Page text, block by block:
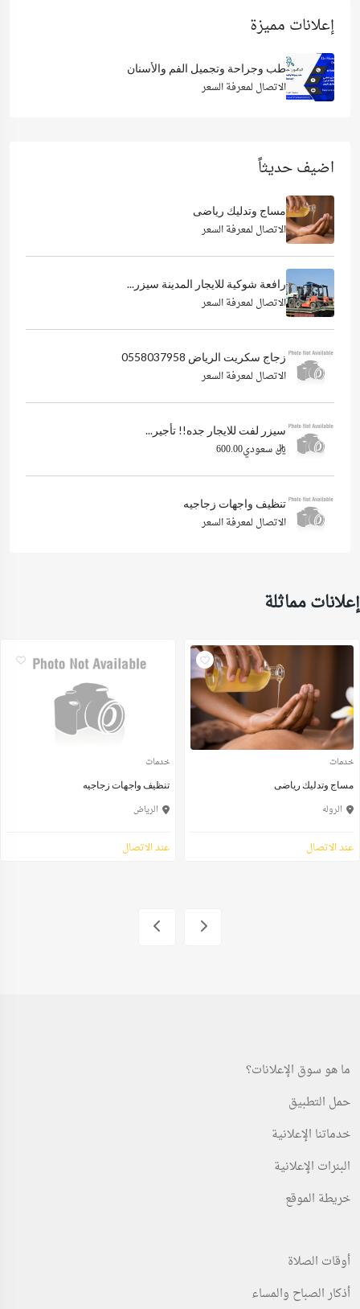
إعلانات مميزة
طب وجراحة وتجميل الفم والأسنان
الاتصال لمعرفة السعر
اضيف حديثاً
مساج وتدليك رياضى
الاتصال لمعرفة السعر
رافعة شوكية للايجار المدينة سيزر...
الاتصال لمعرفة السعر
زجاج سكريت الرياض 0558037958
الاتصال لمعرفة السعر
سيزر لفت للايجار جده!! تأجير...
ريال سعودي600.00
تنظيف واجهات زجاجيه
الاتصال لمعرفة السعر
إعلانات مماثلة
خدمات
مساج وتدليك رياضى
الروله
عند الاتصال
خدمات
تنظيف واجهات زجاجيه
الرياض
عند الاتصال
ما هو سوق الإعلانات؟
حمل التطبيق
خدماتنا الإعلانية
البنرات الإعلانية
خريطة الموقع
أوقات الصلاة
أذكار الصباح والمساء